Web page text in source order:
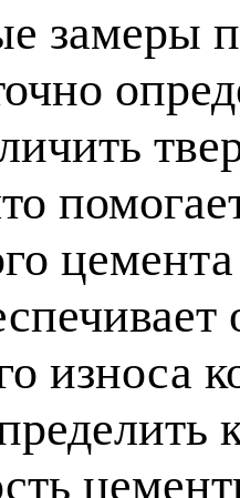
замеры
износа